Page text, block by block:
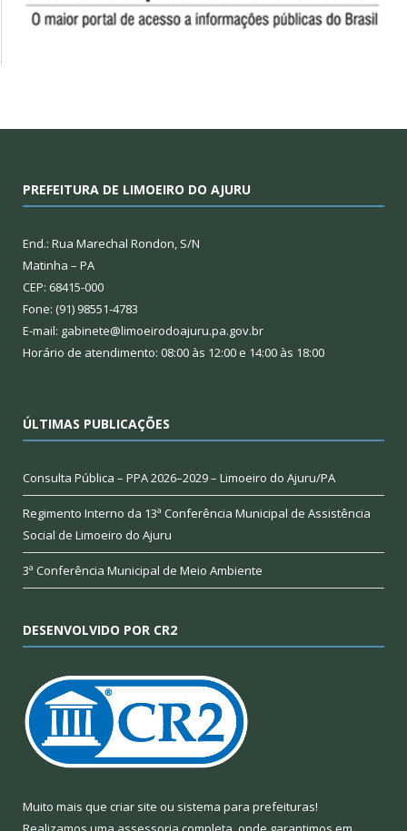
PREFEITURA DE LIMOEIRO DO AJURU
End.: Rua Marechal Rondon, S/N
Matinha – PA
CEP: 68415-000
Fone: (91) 98551-4783
E-mail: gabinete@limoeirodoajuru.pa.gov.br
Horário de atendimento: 08:00 às 12:00 e 14:00 às 18:00
ÚLTIMAS PUBLICAÇÕES
Consulta Pública – PPA 2026–2029 – Limoeiro do Ajuru/PA
Regimento Interno da 13ª Conferência Municipal de Assistência
Social de Limoeiro do Ajuru
3ª Conferência Municipal de Meio Ambiente
DESENVOLVIDO POR CR2
Muito mais que criar site ou sistema para prefeituras!